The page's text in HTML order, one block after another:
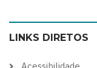
color
theme
blue
theme
high
visibility
soft
theme
LINKS DIRETOS